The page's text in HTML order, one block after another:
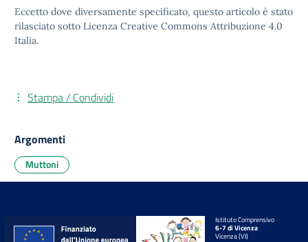
Eccetto dove diversamente specificato, questo articolo è stato
rilasciato sotto Licenza Creative Commons Attribuzione 4.0
Italia.
Stampa / Condividi
Argomenti
Muttoni
Istituto Comprensivo
6-7 di Vicenza
Vicenza (VI)